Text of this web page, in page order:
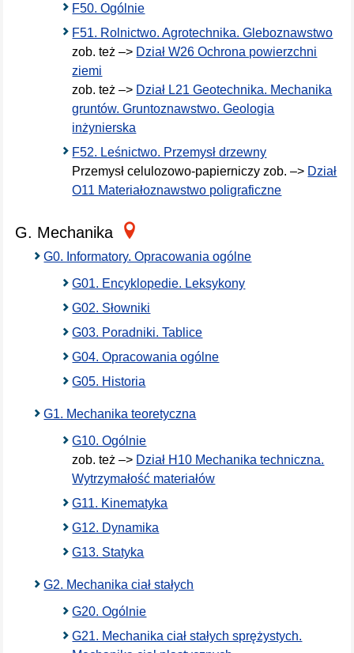
F50. Ogólnie
F51. Rolnictwo. Agrotechnika. Gleboznawstwo
zob. też –> Dział W26 Ochrona powierzchni
ziemi
zob. też –> Dział L21 Geotechnika. Mechanika
gruntów. Gruntoznawstwo. Geologia
inżynierska
F52. Leśnictwo. Przemysł drzewny
Przemysł celulozowo-papierniczy zob. –> Dział
O11 Materiałoznawstwo poligraficzne
G. Mechanika
G0. Informatory. Opracowania ogólne
G01. Encyklopedie. Leksykony
G02. Słowniki
G03. Poradniki. Tablice
G04. Opracowania ogólne
G05. Historia
G1. Mechanika teoretyczna
G10. Ogólnie
zob. też –> Dział H10 Mechanika techniczna.
Wytrzymałość materiałów
G11. Kinematyka
G12. Dynamika
G13. Statyka
G2. Mechanika ciał stałych
G20. Ogólnie
G21. Mechanika ciał stałych sprężystych.